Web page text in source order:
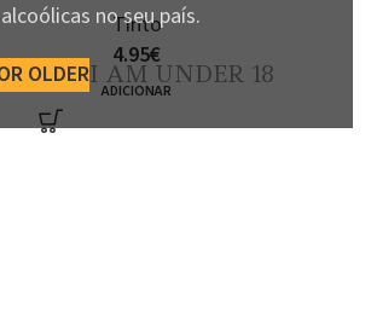
alcoólicas no seu país.
OLDERI AM UNDER 18
Tinto
4.95€
ADICIONAR